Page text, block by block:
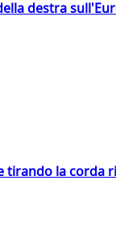
destra
tirando la corda